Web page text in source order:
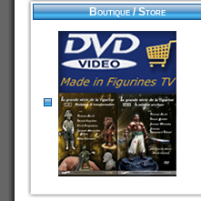
Boutique / Store